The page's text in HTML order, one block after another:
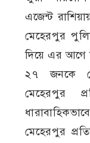
এজেন্ট
মেহেরপুর
দিয়ে এর আগে
২৭ জনকে
মেহেরপুর
মেহেরপুর